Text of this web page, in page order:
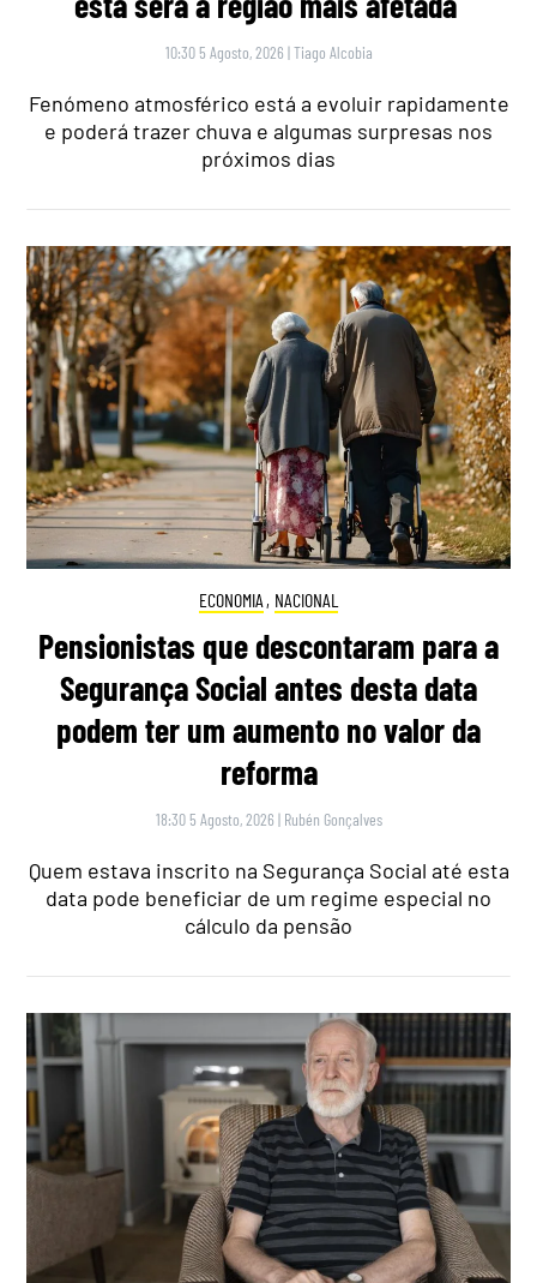
10:30 5 Agosto, 2026 |Tiago Alcobia
Fenómeno atmosférico está a evoluir rapidamente
e poderá trazer chuva e algumas surpresas nos
próximos dias
ECONOMIA , NACIONAL
Pensionistas que descontaram para a
Segurança Social antes desta data
podem ter um aumento no valor da
reforma
18:30 5 Agosto, 2026 | Rubén Gonçalves
Quem estava inscrito na Segurança Social até esta
data pode beneficiar de um regime especial no
cálculo da pensão